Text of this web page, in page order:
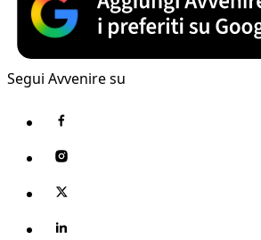
Segui Avvenire su